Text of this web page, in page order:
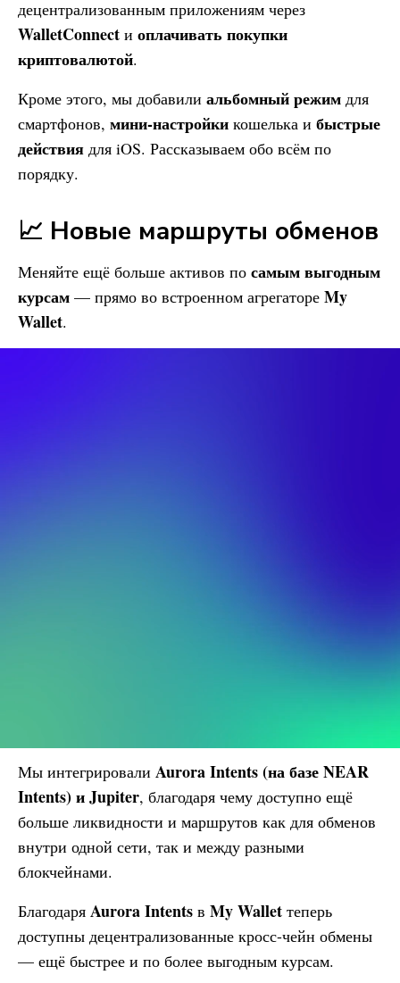
децентрализованным приложениям через
WalletConnect и оплачивать покупки
криптовалютой.
Кроме этого, мы добавили альбомный режим для
смартфонов, мини-настройки кошелька и быстрые
действия для iOS. Рассказываем обо всём по
порядку.
📈 Новые маршруты обменов
Меняйте ещё больше активов по самым выгодным
курсам — прямо во встроенном агрегаторе My
Wallet.
Мы интегрировали Aurora Intents (на базе NEAR
Intents) и Jupiter, благодаря чему доступно ещё
больше ликвидности и маршрутов как для обменов
внутри одной сети, так и между разными
блокчейнами.
Благодаря Aurora Intents в My Wallet теперь
доступны децентрализованные кросс-чейн обмены
— ещё быстрее и по более выгодным курсам.